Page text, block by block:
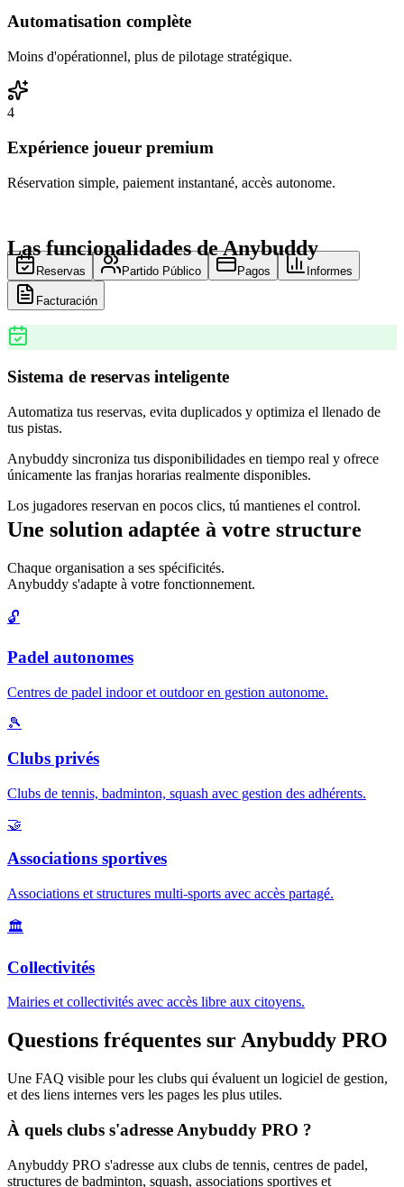
Automatisation complète
Moins d'opérationnel, plus de pilotage stratégique.
4
Expérience joueur premium
Réservation simple, paiement instantané, accès autonome.
Las funcionalidades de Anybuddy
Reservas Partido Público Pagos Informes
Facturación
Sistema de reservas inteligente
Automatiza tus reservas, evita duplicados y optimiza el llenado de
tus pistas.
Anybuddy sincroniza tus disponibilidades en tiempo real y ofrece
únicamente las franjas horarias realmente disponibles.
Los jugadores reservan en pocos clics, tú mantienes el control.
Une solution adaptée à votre structure
Chaque organisation a ses spécificités.
Anybuddy s'adapte à votre fonctionnement.
🔓
Padel autonomes
Centres de padel indoor et outdoor en gestion autonome.
🎾
Clubs privés
Clubs de tennis, badminton, squash avec gestion des adhérents.
🤝
Associations sportives
Associations et structures multi-sports avec accès partagé.
🏛️
Collectivités
Mairies et collectivités avec accès libre aux citoyens.
Questions fréquentes sur Anybuddy PRO
Une FAQ visible pour les clubs qui évaluent un logiciel de gestion,
et des liens internes vers les pages les plus utiles.
À quels clubs s'adresse Anybuddy PRO ?
Anybuddy PRO s'adresse aux clubs de tennis, centres de padel,
structures de badminton, squash, associations sportives et